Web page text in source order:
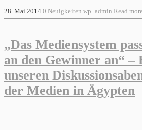
28. Mai 2014 0 Neuigkeiten wp_admin Read more
„Das Mediensystem
an den Gewinner an“ –
unseren
der Medien in Ägypten